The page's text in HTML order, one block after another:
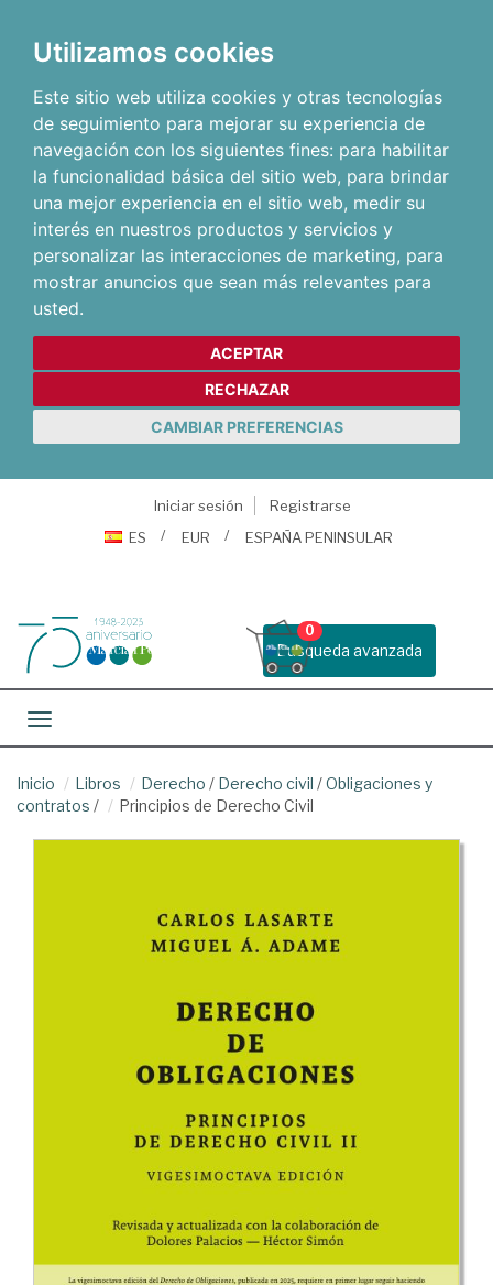
Utilizamos cookies
Este sitio web utiliza cookies y otras tecnologías
de seguimiento para mejorar su experiencia de
navegación con los siguientes fines: para habilitar
la funcionalidad básica del sitio web, para brindar
una mejor experiencia en el sitio web, medir su
interés en nuestros productos y servicios y
personalizar las interacciones de marketing, para
mostrar anuncios que sean más relevantes para
usted.
ACEPTAR
RECHAZAR
CAMBIAR PREFERENCIAS
Iniciar sesión
Registrarse
ES
EUR ESPAÑA PENINSULAR
Busqueda avanzada
0
Toggle navigation
Inicio Libros Derecho / Derecho civil /Obligaciones y
contratos / Principios de Derecho Civil